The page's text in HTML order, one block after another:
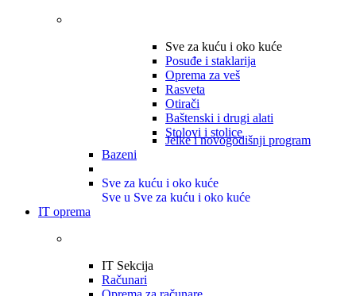
Sve za kuću i oko kuće
Posuđe i staklarija
Oprema za veš
Rasveta
Otirači
Baštenski i drugi alati
Stolovi i stolice
Jelke i novogodišnji program
Bazeni
Sve za kuću i oko kuće
Sve u Sve za kuću i oko kuće
IT oprema
IT Sekcija
Računari